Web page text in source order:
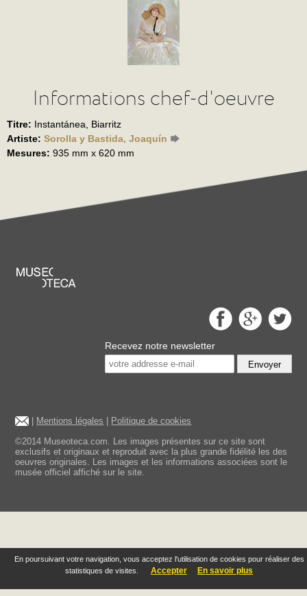
En poursuivant votre navigation, vous acceptez l'utilisation de cookies pour réaliser des
statistiques de visites.
Accepter En savoir plus
Informations chef-d'oeuvre
Titre: Instantánea, Biarritz
Artiste: Sorolla y Bastida, Joaquín
Mesures: 935 mm x 620 mm
Recevez notre newsletter
Envoyer
Mentions légales
Politique de cookies
©2014 Museoteca.com. Les images présentes sur ce site sont
exclusifs et originaux et reproduit avec la plus grande fidélité les des
oeuvres originales. Les images et les informations associées sont le
musée officiel affiché sur le site.